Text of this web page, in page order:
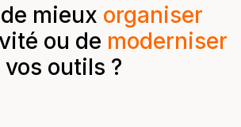
mieux organiser
ou de moderniser
vos outils ?